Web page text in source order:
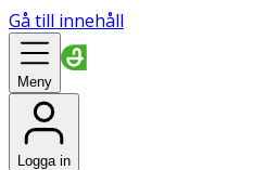
Gå till innehåll
Meny
Logga in